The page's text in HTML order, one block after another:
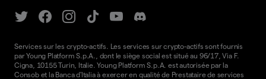
Services sur les crypto-actifs. Les services sur crypto-actifs sont fournis
par Young Platform S.p.A., dont le siège social est situé au 96/17, Via F.
Cigna, 10155 Turin, Italie. Young Platform S.p.A. est autorisée par la
Consob et la Banca d'Italia à exercer en qualité de Prestataire de services